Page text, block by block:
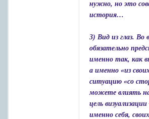
нужно, но это
история…
3) Вид из глаз. Во
обязательно
именно так, как
а именно «из
ситуацию «со
можете влиять
цель
именно себя,